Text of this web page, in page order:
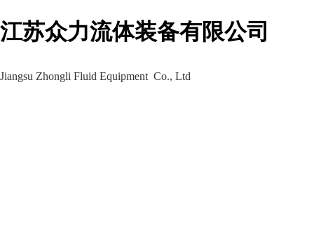
江苏众力流体装备有限公司
Jiangsu Zhongli Fluid Equipment Co., Ltd